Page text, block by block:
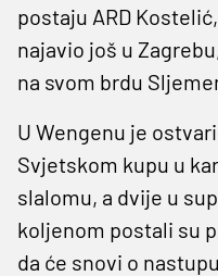
postaju ARD
najavio još u
na svom brdu
U Wengenu je
Svjetskom kupu u
slalomu, a dvije u
koljenom postali su
da će snovi o